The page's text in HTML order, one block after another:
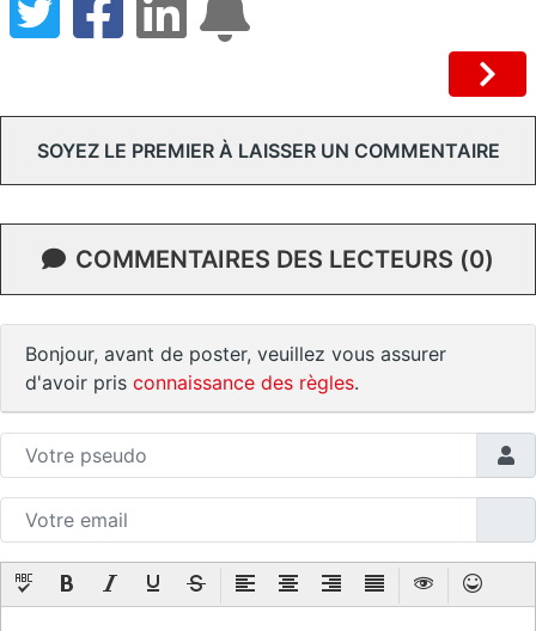
SOYEZ LE PREMIER À LAISSER UN COMMENTAIRE
COMMENTAIRES DES LECTEURS (0)
Bonjour, avant de poster, veuillez vous assurer
d'avoir pris connaissance des règles.